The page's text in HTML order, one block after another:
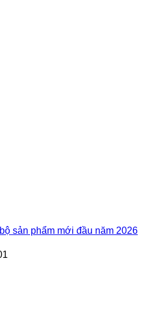
sản phẩm mới đầu năm 2026